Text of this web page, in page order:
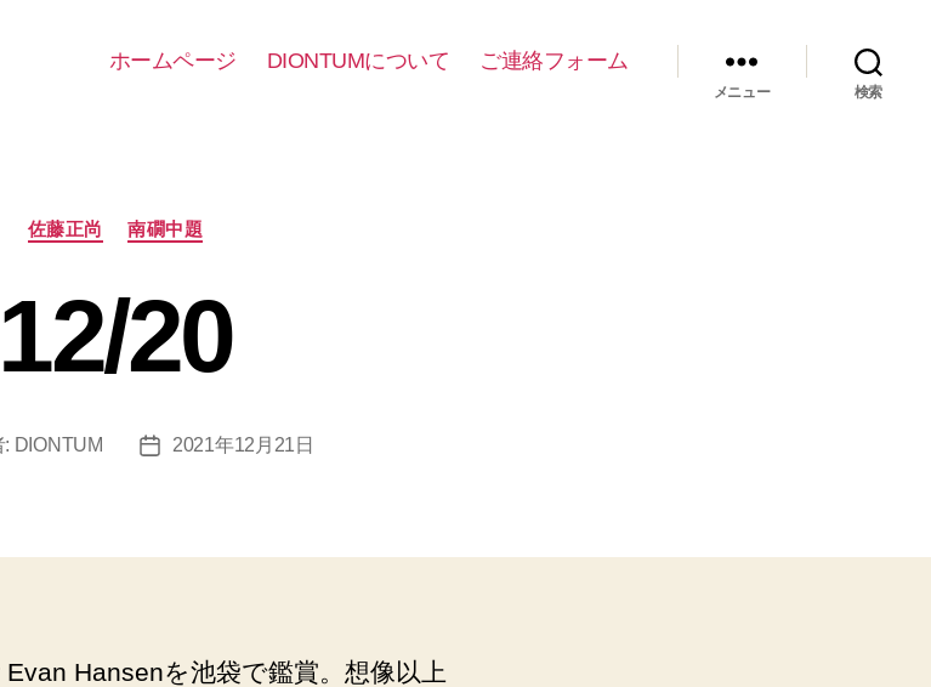
ホームページ DIONTUMについて ご連絡フォーム
メニュー 検索
カ
テ
リ
ー
佐藤正尚 南礀中題
12/20
: DIONTUM
投
2021年12月21日
Hansenを池袋で鑑賞。想像以上